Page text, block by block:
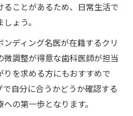
ことがあるため、日常生活で
ょう。
ディング名医が在籍するクリ
調整が得意な歯科医師が担当
を求める方にもおすすめで
自分に合うかどうか確認する
の第一歩となります。